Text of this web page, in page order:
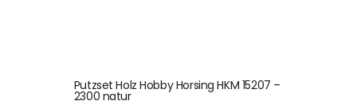
Putzset Holz Hobby Horsing HKM 15207 –
2300 natur